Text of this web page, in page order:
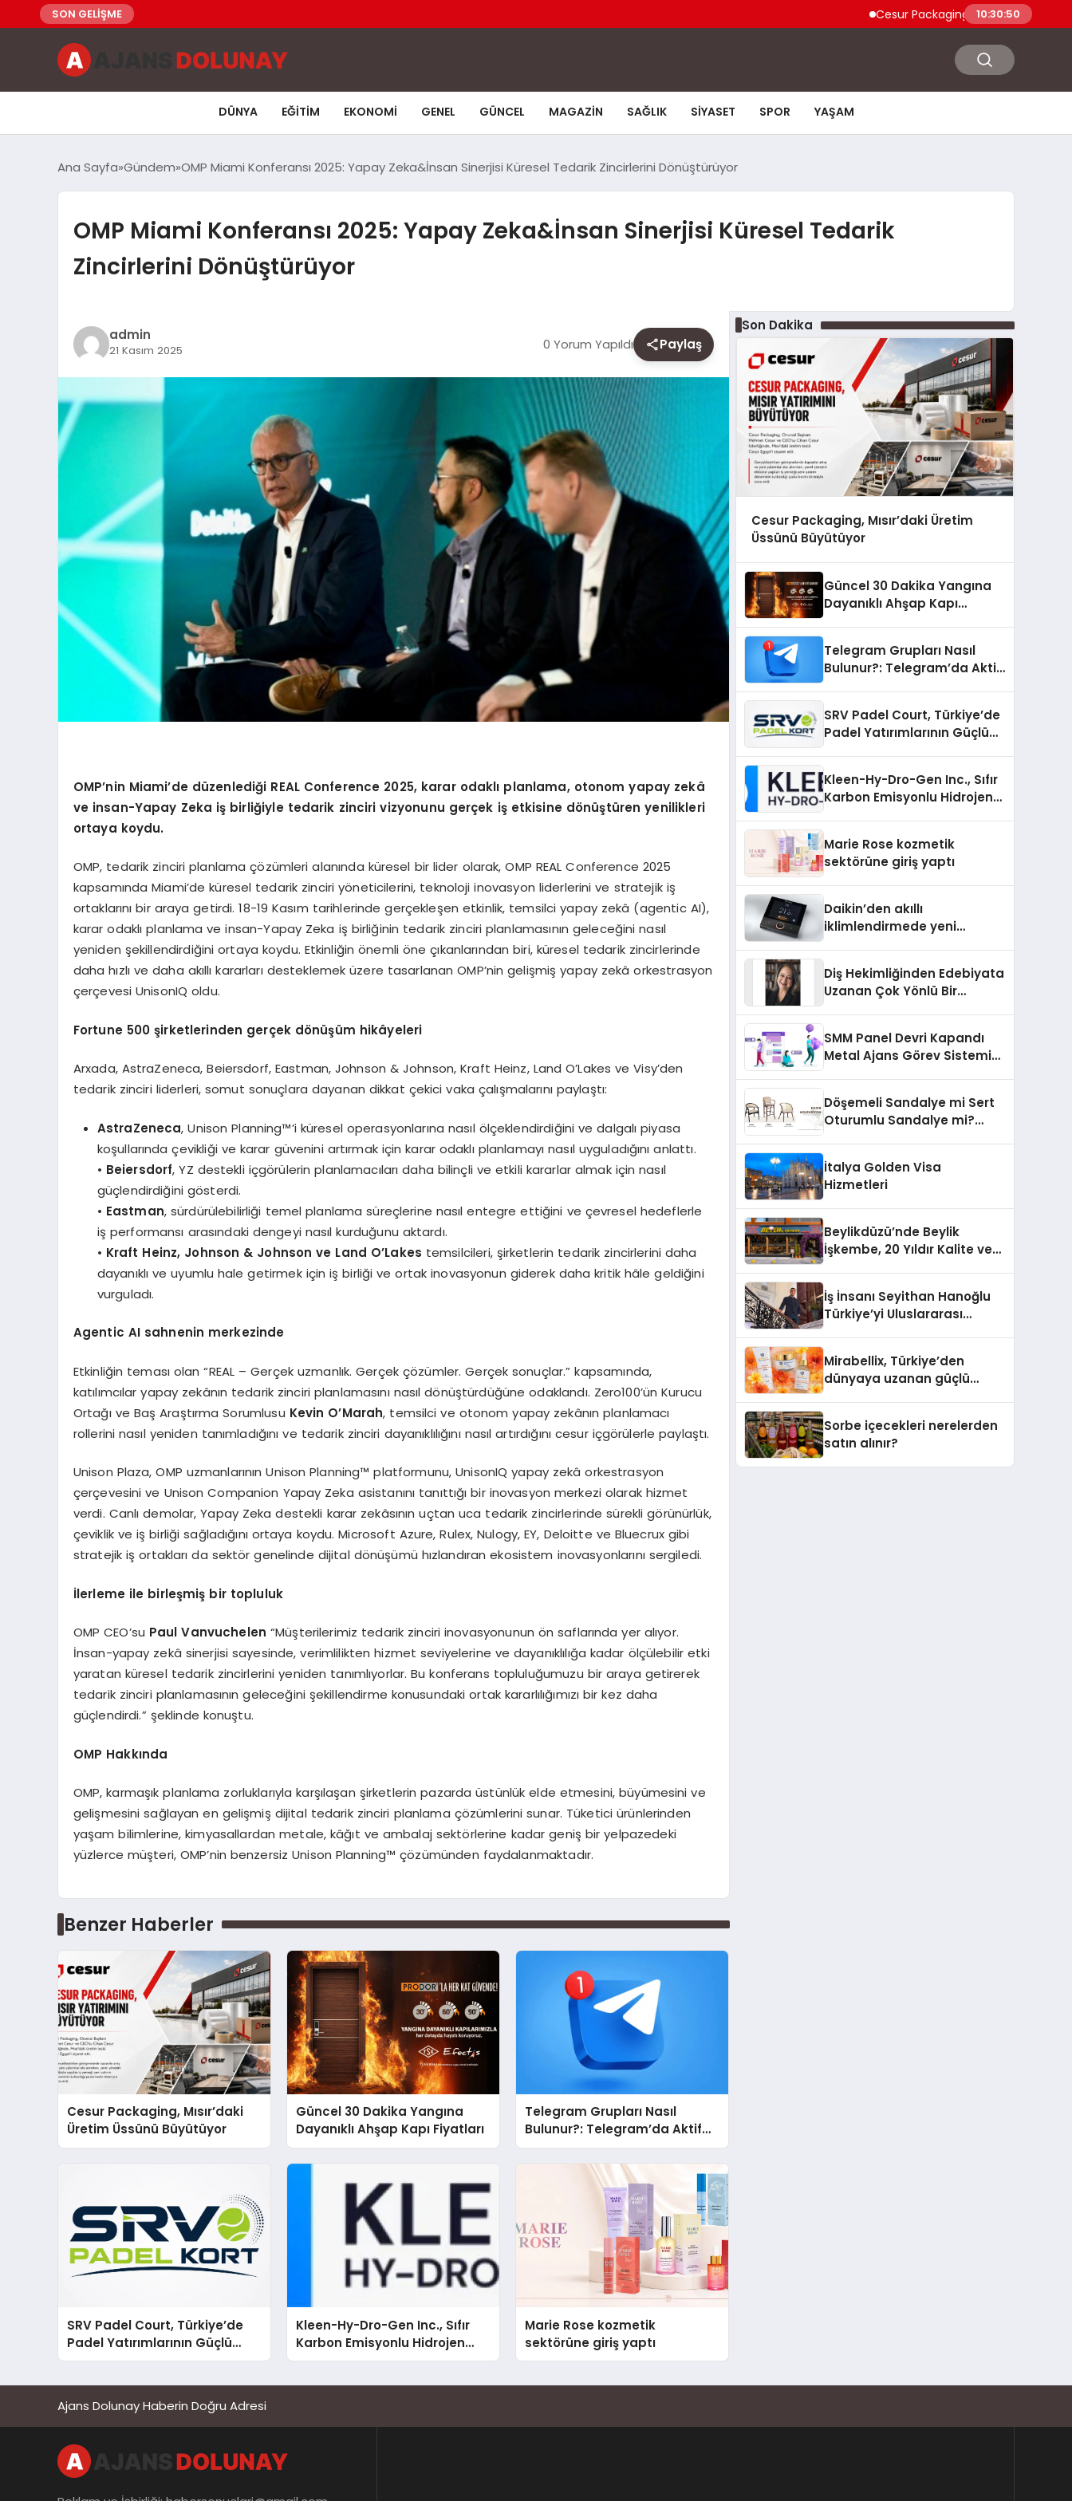
SON GELİŞME Cesur Packaging, Mısır’daki Üretim
10:30:51
DÜNYA EĞITIM EKONOMI GENEL GÜNCEL MAGAZIN SAĞLIK SIYASET SPOR YAŞAM
Ana Sayfa Gündem OMP Miami Konferansı 2025: Yapay Zeka&İnsan Sinerjisi Küresel Tedarik Zincirlerini Dönüştürüyor
OMP Miami Konferansı 2025: Yapay Zeka&İnsan Sinerjisi Küresel Tedarik
Zincirlerini Dönüştürüyor
admin
21 Kasım 2025 0 Yorum Yapıldı Paylaş
OMP’nin Miami’de düzenlediği REAL Conference 2025, karar odaklı planlama, otonom yapay zekâ
ve insan-Yapay Zeka iş birliğiyle tedarik zinciri vizyonunu gerçek iş etkisine dönüştüren yenilikleri
ortaya koydu.
OMP, tedarik zinciri planlama çözümleri alanında küresel bir lider olarak, OMP REAL Conference 2025
kapsamında Miami’de küresel tedarik zinciri yöneticilerini, teknoloji inovasyon liderlerini ve stratejik iş
ortaklarını bir araya getirdi. 18-19 Kasım tarihlerinde gerçekleşen etkinlik, temsilci yapay zekâ (agentic AI),
karar odaklı planlama ve insan-Yapay Zeka iş birliğinin tedarik zinciri planlamasının geleceğini nasıl
yeniden şekillendirdiğini ortaya koydu. Etkinliğin önemli öne çıkanlarından biri, küresel tedarik zincirlerinde
daha hızlı ve daha akıllı kararları desteklemek üzere tasarlanan OMP’nin gelişmiş yapay zekâ orkestrasyon
çerçevesi UnisonIQ oldu.
Fortune 500şirketlerinden gerçek dönüşüm hikâyeleri
Arxada, AstraZeneca, Beiersdorf, Eastman, Johnson & Johnson, Kraft Heinz, Land O’Lakes ve Visy’den
tedarik zinciri liderleri, somut sonuçlara dayanan dikkat çekici vaka çalışmalarını paylaştı:
AstraZeneca, Unison Planning™’i küresel operasyonlarına nasıl ölçeklendirdiğini ve dalgalı piyasa
koşullarında çevikliği ve karar güvenini artırmak için karar odaklı planlamayı nasıl uyguladığını anlattı.
• Beiersdorf, YZ destekli içgörülerin planlamacıları daha bilinçli ve etkili kararlar almak için nasıl
güçlendirdiğini gösterdi.
• Eastman, sürdürülebilirliği temel planlama süreçlerine nasıl entegre ettiğini ve çevresel hedeflerle
iş performansı arasındaki dengeyi nasıl kurduğunu aktardı.
• Kraft Heinz, Johnson & Johnson ve Land O’Lakes temsilcileri, şirketlerin tedarik zincirlerini daha
dayanıklı ve uyumlu hale getirmek için iş birliği ve ortak inovasyonun giderek daha kritik hâle geldiğini
vurguladı.
Agentic AI sahnenin merkezinde
Etkinliğin teması olan “REAL – Gerçek uzmanlık. Gerçek çözümler. Gerçek sonuçlar.” kapsamında,
katılımcılar yapay zekânın tedarik zinciri planlamasını nasıl dönüştürdüğüne odaklandı. Zero100’ün Kurucu
Ortağı ve Baş Araştırma Sorumlusu Kevin O’Marah, temsilci ve otonom yapay zekânın planlamacı
rollerini nasıl yeniden tanımladığını ve tedarik zinciri dayanıklılığını nasıl artırdığını cesur içgörülerle paylaştı.
Unison Plaza, OMP uzmanlarının Unison Planning™ platformunu, UnisonIQ yapay zekâ orkestrasyon
çerçevesini ve Unison Companion Yapay Zeka asistanını tanıttığı bir inovasyon merkezi olarak hizmet
verdi. Canlı demolar, Yapay Zeka destekli karar zekâsının uçtan uca tedarik zincirlerinde sürekli görünürlük,
çeviklik ve iş birliği sağladığını ortaya koydu. Microsoft Azure, Rulex, Nulogy, EY, Deloitte ve Bluecrux gibi
stratejik iş ortakları da sektör genelinde dijital dönüşümü hızlandıran ekosistem inovasyonlarını sergiledi.
İlerleme ile birleşmiş bir topluluk
OMP CEO’su Paul Vanvuchelen “Müşterilerimiz tedarik zinciri inovasyonunun ön saflarında yer alıyor.
İnsan-yapay zekâ sinerjisi sayesinde, verimlilikten hizmet seviyelerine ve dayanıklılığa kadar ölçülebilir etki
yaratan küresel tedarik zincirlerini yeniden tanımlıyorlar. Bu konferans topluluğumuzu bir araya getirerek
tedarik zinciri planlamasının geleceğini şekillendirme konusundaki ortak kararlılığımızı bir kez daha
güçlendirdi.” şeklinde konuştu.
OMP Hakkında
OMP, karmaşık planlama zorluklarıyla karşılaşan şirketlerin pazarda üstünlük elde etmesini, büyümesini ve
gelişmesini sağlayan en gelişmiş dijital tedarik zinciri planlama çözümlerini sunar. Tüketici ürünlerinden
yaşam bilimlerine, kimyasallardan metale, kâğıt ve ambalaj sektörlerine kadar geniş bir yelpazedeki
yüzlerce müşteri, OMP’nin benzersiz Unison Planning™ çözümünden faydalanmaktadır.
Benzer Haberler
Cesur Packaging, Mısır’daki
Üretim Üssünü Büyütüyor
Güncel 30 Dakika Yangına
Dayanıklı Ahşap Kapı Fiyatları
Telegram Grupları Nasıl
Bulunur?: Telegram’da Aktif
Topluluk Bulmanın Yolları
SRV Padel Court, Türkiye’de
Padel Yatırımlarının Güçlü
Markası Olmayı Sürdürüyor
Kleen-Hy-Dro-Gen Inc., Sıfır
Karbon Emisyonlu Hidrojen
Isıtma Teknolojisinde ISO ve
Marie Rose kozmetik
sektörüne giriş yaptı
Son Dakika
Cesur Packaging, Mısır’daki Üretim
Üssünü Büyütüyor
Güncel 30 Dakika Yangına
Dayanıklı Ahşap Kapı
Telegram Grupları Nasıl
Bulunur?: Telegram’da Aktif
SRV Padel Court, Türkiye’de
Padel Yatırımlarının Güçlü
Kleen-Hy-Dro-Gen Inc., Sıfır
Karbon Emisyonlu Hidrojen
Aldı
Marie Rose kozmetik
sektörüne giriş yaptı
Daikin’den akıllı
iklimlendirmede yeni
Diş Hekimliğinden Edebiyata
Uzanan Çok Yönlü Bir
SMM Panel Devri Kapandı
Metal Ajans Görev Sistemi
Döşemeli Sandalye mi Sert
Oturumlu Sandalye mi?
İtalya Golden Visa
Hizmetleri
Beylikdüzü’nde Beylik
İşkembe, 20 Yıldır Kalite ve
İş İnsanı Seyithan Hanoğlu
Türkiye’yi Uluslararası
Mirabellix, Türkiye’den
dünyaya uzanan güçlü
Sorbe içecekleri nerelerden
satın alınır?
Ajans Dolunay Haberin Doğru Adresi